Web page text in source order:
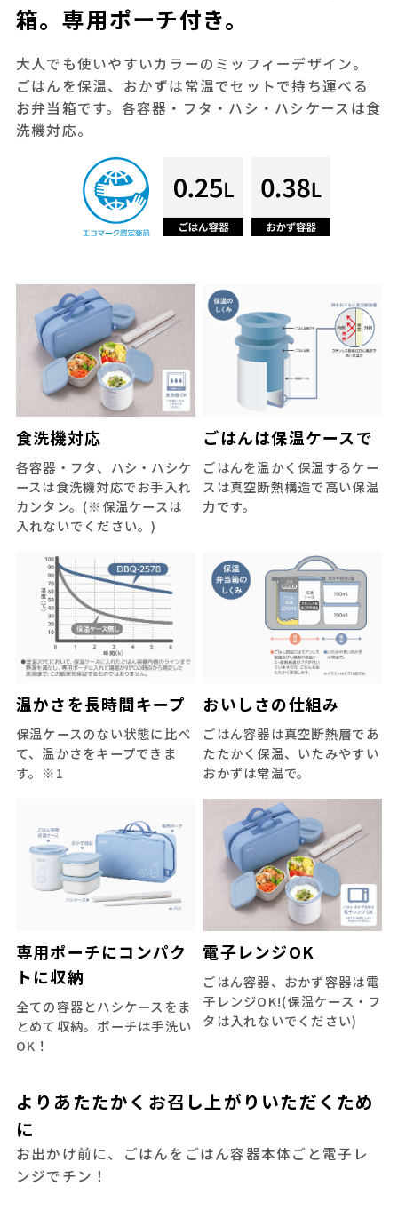
箱。専用ポーチ付き。
大人でも使いやすいカラーのミッフィーデザイン。
ごはんを保温、おかずは常温でセットで持ち運べる
お弁当箱です。各容器・フタ・ハシ・ハシケースは食
洗機対応。
食洗機対応
各容器・フタ、ハシ・ハシケ
ースは食洗機対応でお手入れ
カンタン。(※保温ケースは
入れないでください。)
ごはんは保温ケースで
ごはんを温かく保温するケー
スは真空断熱構造で高い保温
力です。
温かさを長時間キープ
保温ケースのない状態に比べ
て、温かさをキープできま
す。※1
おいしさの仕組み
ごはん容器は真空断熱層であ
たたかく保温、いたみやすい
おかずは常温で。
専用ポーチにコンパク
トに収納
全ての容器とハシケースをま
とめて収納。ポーチは手洗い
OK！
電子レンジOK
ごはん容器、おかず容器は電
子レンジOK!(保温ケース・フ
タは入れないでください)
よりあたたかくお召し上がりいただくため
に
お出かけ前に、ごはんをごはん容器本体ごと電子レ
ンジでチン！